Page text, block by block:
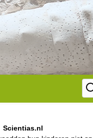
Scientias.nl